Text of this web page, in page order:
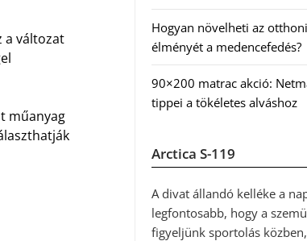
a változat
műanyag
Hogyan növelheti az
élményét a medencefedés?
90×200 matrac akció:
tippei a tökéletes alváshoz
Arctica S-119
A divat állandó kelléke a
legfontosabb, hogy a
figyeljünk sportolás